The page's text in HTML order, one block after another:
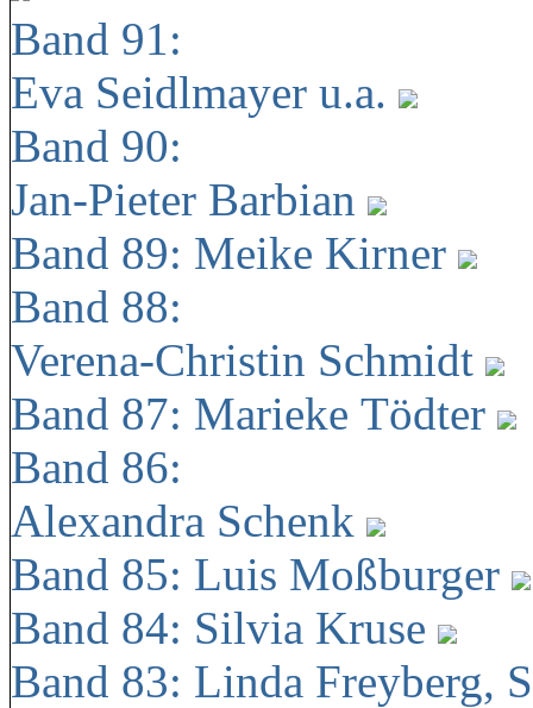
Band 91:
Eva Seidlmayer u.a.
Band 90:
Jan-Pieter Barbian
Band 89: Meike Kirner
Band 88:
Verena-Christin Schmidt
Band 87: Marieke Tödter
Band 86:
Alexandra Schenk
Band 85: Luis Moßburger
Band 84: Silvia Kruse
Band 83: Linda Freyberg,